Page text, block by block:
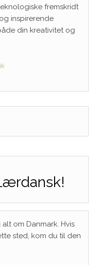
fremskridt
inspirerende
din kreativitet og
om Danmark. Hvis
sted, kom du til den